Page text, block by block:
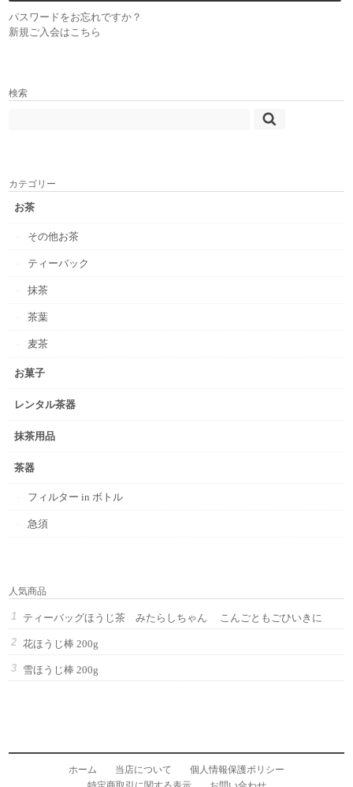
パスワードをお忘れですか？
新規ご入会はこちら
検索
カテゴリー
お茶
その他お茶
ティーバック
抹茶
茶葉
麦茶
お菓子
レンタル茶器
抹茶用品
茶器
フィルター in ボトル
急須
人気商品
ティーバッグほうじ茶 みたらしちゃん こんごともごひいきに
花ほうじ棒 200g
雪ほうじ棒 200g
ホーム 当店について
個人情報保護ポリシー